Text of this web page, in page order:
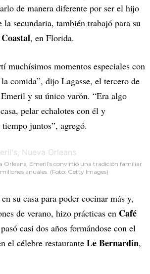
de manera diferente por ser el hijo
la secundaria, también trabajó para su
, en Florida.
muchísimos momentos especiales con
comida”, dijo Lagasse, el tercero de
y su único varón. “Era algo
pelar echalotes con él y
juntos”, agregó.
Orleans, Emeril’s convirtió una tradición familiar
anuales. (Foto: Getty Images)
su casa para poder cocinar más y,
de verano, hizo prácticas en Café
casi dos años formándose con el
el célebre restaurante Le Bernardin,